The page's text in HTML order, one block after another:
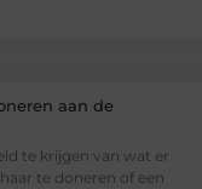
aan de
te krijgen van wat er
te doneren of een